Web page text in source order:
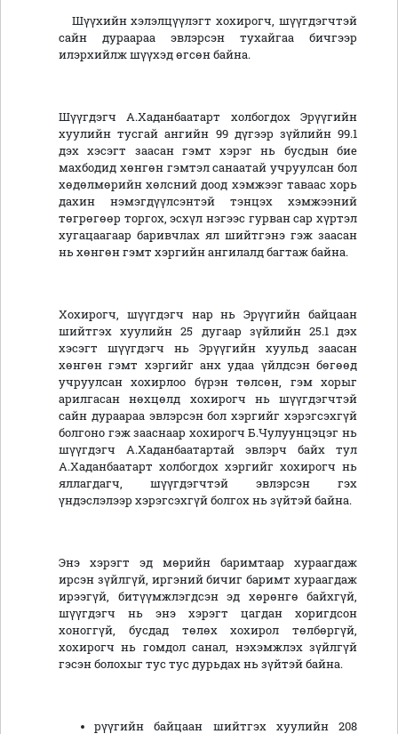
Шүүхийн хэлэлцүүлэгт хохирогч, шүүгдэгчтэй
сайн дураараа эвлэрсэн тухайгаа бичгээр
илэрхийлж шүүхэд өгсөн байна.
Шүүгдэгч А.Хаданбаатарт холбогдох Эрүүгийн
хуулийн тусгай ангийн 99 дүгээр зүйлийн 99.1
дэх хэсэгт заасан гэмт хэрэг нь бусдын бие
махбодид хөнгөн гэмтэл санаатай учруулсан бол
хөдөлмөрийн хөлсний доод хэмжээг таваас хорь
дахин нэмэгдүүлсэнтэй тэнцэх хэмжээний
төгрөгөөр торгох, эсхүл нэгээс гурван сар хүртэл
хугацаагаар баривчлах ял шийтгэнэ гэж заасан
нь хөнгөн гэмт хэргийн ангилалд багтаж байна.
Хохирогч, шүүгдэгч нар нь Эрүүгийн байцаан
шийтгэх хуулийн 25 дугаар зүйлийн 25.1 дэх
хэсэгт шүүгдэгч нь Эрүүгийн хуульд заасан
хөнгөн гэмт хэргийг анх удаа үйлдсэн бөгөөд
учруулсан хохирлоо бүрэн төлсөн, гэм хорыг
арилгасан нөхцөлд хохирогч нь шүүгдэгчтэй
сайн дураараа эвлэрсэн бол хэргийг хэрэгсэхгүй
болгоно гэж зааснаар хохирогч Б.Чулуунцэцэг нь
шүүгдэгч А.Хаданбаатартай эвлэрч байх тул
А.Хаданбаатарт холбогдох хэргийг хохирогч нь
яллагдагч, шүүгдэгчтэй эвлэрсэн гэх
үндэслэлээр хэрэгсэхгүй болгох нь зүйтэй байна.
Энэ хэрэгт эд мөрийн баримтаар хураагдаж
ирсэн зүйлгүй, иргэний бичиг баримт хураагдаж
ирээгүй, битүүмжлэгдсэн эд хөрөнгө байхгүй,
шүүгдэгч нь энэ хэрэгт цагдан хоригдсон
хоноггүй, бусдад төлөх хохирол төлбөргүй,
хохирогч нь гомдол санал, нэхэмжлэх зүйлгүй
гэсэн болохыг тус тус дурьдах нь зүйтэй байна.
рүүгийн байцаан шийтгэх хуулийн 208